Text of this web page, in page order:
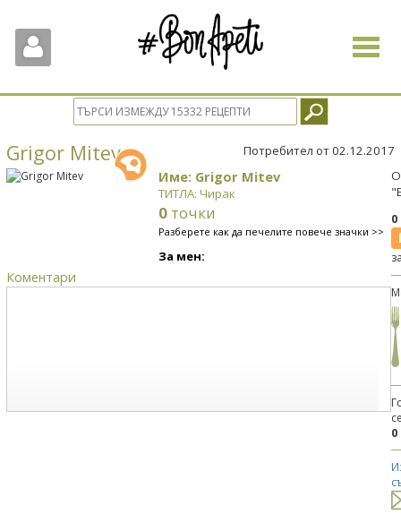
Toggle
Grigor Mitev Потребител от 02.12.2017
Име: Grigor Mitev
ТИТЛА: Чирак
0 точки
Разберете как да печелите повече значки >>
За мен:
Коментари
0